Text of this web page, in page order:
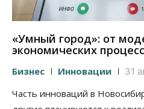
«Умный город»: от
экономических
Бизнес Инновации 31
Часть инноваций в